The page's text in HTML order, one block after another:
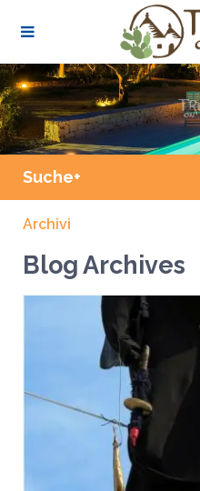
Suche+
Archivi
Blog Archives